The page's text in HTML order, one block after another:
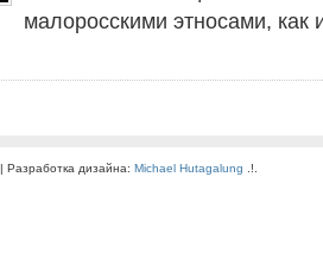
малоросскими этносами, как
| Разработка дизайна: Michael Hutagalung .!.